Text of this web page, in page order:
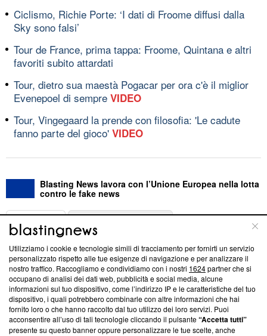
Ciclismo, Richie Porte: ‘I dati di Froome diffusi dalla
Sky sono falsi’
Tour de France, prima tappa: Froome, Quintana e altri
favoriti subito attardati
Tour, dietro sua maestà Pogacar per ora c'è il miglior
Evenepoel di sempre VIDEO
Tour, Vingegaard la prende con filosofia: 'Le cadute
fanno parte del gioco' VIDEO
Blasting News lavora con l’Unione Europea nella lotta
contro le fake news
ABOUT
Questa sezione offre informazioni trasparenti su Blasting
News, sui nostri processi editoriali e su come ci impegniamo a
creare news di qualità. Inoltre, afferma la nostra aderenza a
‘Trust Project - News with Integrity’Blasting News non è
ancora membro del programma, ma ha richiesto di farne
parte; Trust Project non ha ancora effettuato una verifica di
conformità agli standard.
Utilizziamo i cookie e tecnologie simili di tracciamento per fornirti un servizio
personalizzato rispetto alle tue esigenze di navigazione e per analizzare il
nostro traffico. Raccogliamo e condividiamo con i nostri 1624partner che si
occupano di analisi dei dati web, pubblicità e social media, alcune
informazioni sul tuo dispositivo, come l’indirizzo IP e le caratteristiche del tuo
dispositivo, i quali potrebbero combinarle con altre informazioni che hai
fornito loro o che hanno raccolto dal tuo utilizzo dei loro servizi. Puoi
acconsentire all’uso di tali tecnologie cliccando il pulsante“Accetta tutti”
presente su questo banner oppure personalizzare le tue scelte, anche